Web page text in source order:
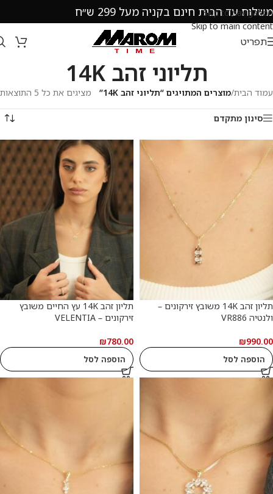
Skip to navigation
Skip to main content
משלוח עד הבית חינם בקניה מעל 299 ש״ח
תפריט
תליוני זהב 14K
עמוד הבית/מוצרים המתויגים “תליוני זהב 14K” מציגים את כל ⁦5⁩ התוצאות
סינון מתקדם
תליון זהב 14K משובץ זירקונים –
ולנטיה VR886
₪990.00
הוספה לסל
תליון זהב 14K עץ החיים משובץ
זירקונים – VELENTIA
₪780.00
הוספה לסל